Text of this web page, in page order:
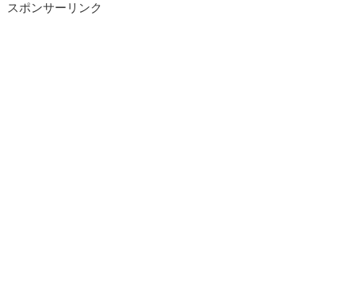
スポンサーリンク